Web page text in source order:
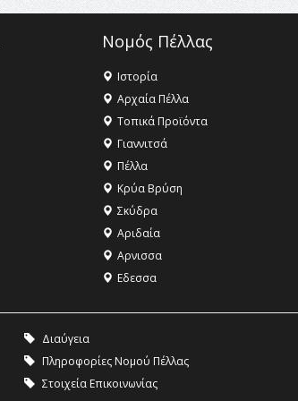
Νομός Πέλλας
Ιστορία
Αρχαία Πέλλα
Τοπικά Προϊόντα
Γιαννιτσά
Πέλλα
Κρύα Βρύση
Σκύδρα
Αριδαία
Aρνισσα
Eδεσσα
Διαύγεια
Πληροφορίες Νομού Πέλλας
Στοιχεία Επικοινωνίας